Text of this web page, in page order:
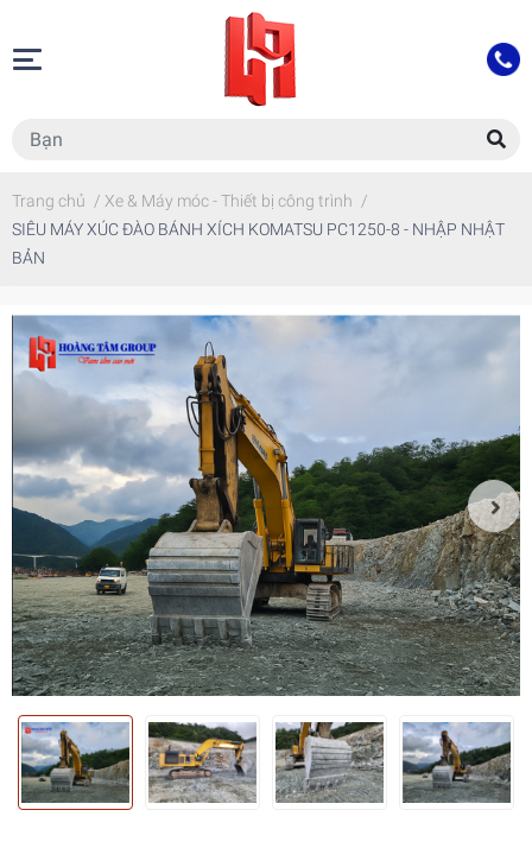
Trang chủ / Xe & Máy móc - Thiết bị công trình /
SIÊU MÁY XÚC ĐÀO BÁNH XÍCH KOMATSU PC1250-8 - NHẬP NHẬT
BẢN